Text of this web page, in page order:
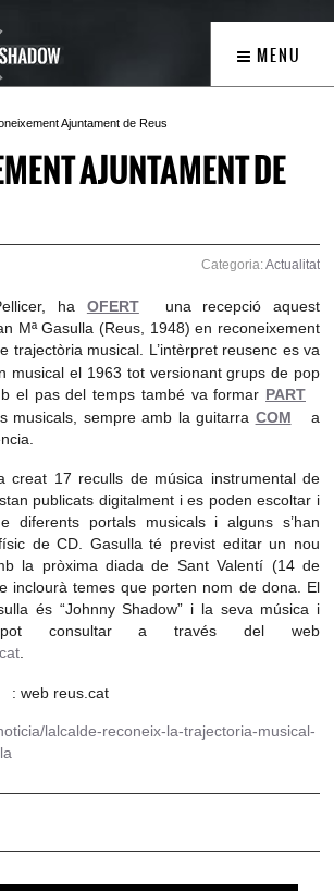
MENU
Ajuntament de Reus
AJUNTAMENT DE
Categoria:Actualitat
ha OFERT
una recepció aquest
Mª Gasulla (Reus, 1948) en reconeixement
trajectòria musical. L’intèrpret reusenc es va
musical el 1963 tot versionant grups de pop
el pas del temps també va formar PART
musicals, sempre amb la guitarra COM
a
creat 17 reculls de música instrumental de
publicats digitalment i es poden escoltar i
diferents portals musicals i alguns s’han
de CD. Gasulla té previst editar un nou
la pròxima diada de Sant Valentí (14 de
inclourà temes que porten nom de dona. El
és “Johnny Shadow” i la seva música i
consultar a través del web
: web reus.cat
lalcalde-reconeix-la-trajectoria-musical-